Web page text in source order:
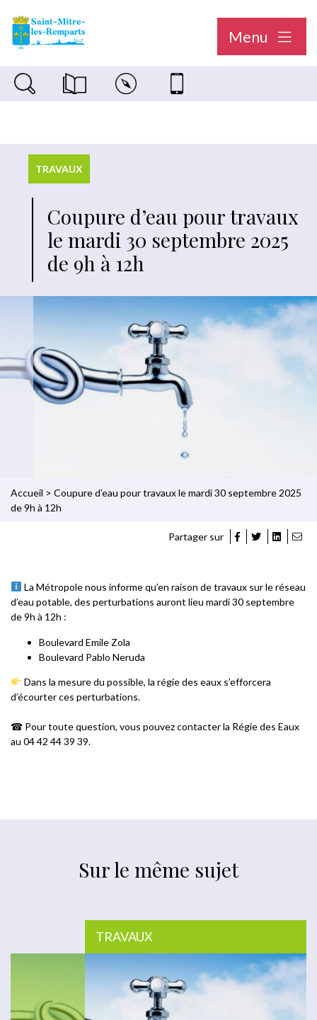
Menu
Recherche sur le siteMagazine municipal "Le Saint-Mitréen"
Carte interactiveNous contacter
TRAVAUX
Coupure d’eau pour travaux
le mardi 30 septembre 2025
de 9h à 12h
Accueil > Coupure d’eau pour travaux le mardi 30 septembre 2025
de 9h à 12h
Partager sur
La Métropole nous informe qu’en raison de travaux sur le réseau
d’eau potable, des perturbations auront lieu mardi 30 septembre
de 9h à 12h :
Boulevard Emile Zola
Boulevard Pablo Neruda
Dans la mesure du possible, la régie des eaux s’efforcera
d’écourter ces perturbations.
☎ Pour toute question, vous pouvez contacter la Régie des Eaux
au 04 42 44 39 39.
Sur le même sujet
TRAVAUX